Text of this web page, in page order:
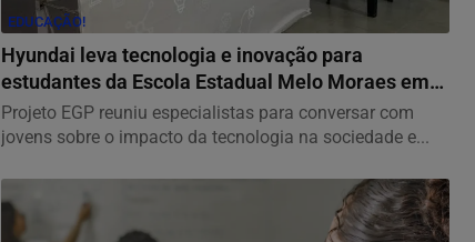
EDUCAÇÃO!
Hyundai leva tecnologia e inovação para
estudantes da Escola Estadual Melo Moraes em
ação...
Projeto EGP reuniu especialistas para conversar com
jovens sobre o impacto da tecnologia na sociedade e...